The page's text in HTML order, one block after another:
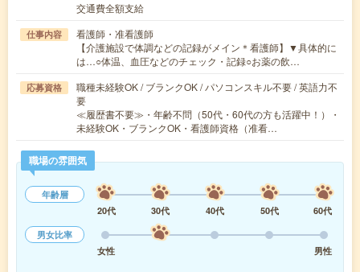
交通費全額支給
仕事内容
看護師・准看護師
【介護施設で体調などの記録がメイン＊看護師】▼具体的に
は…○体温、血圧などのチェック・記録○お薬の飲…
応募資格
職種未経験OK / ブランクOK / パソコンスキル不要 / 英語力不
要
≪履歴書不要≫・年齢不問（50代・60代の方も活躍中！）・
未経験OK・ブランクOK・看護師資格（准看…
職場の雰囲気
年齢層
20代
30代 40代 50代
60代
男女比率
女性
男性